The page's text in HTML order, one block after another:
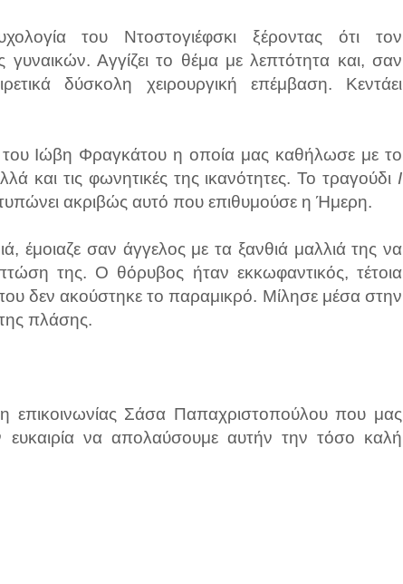
του Ντοστογιέφσκι ξέροντας ότι τον
Αγγίζει το θέμα με λεπτότητα και, σαν
δύσκολη χειρουργική επέμβαση. Κεντάει
του Ιώβη Φραγκάτου η οποία μας καθήλωσε με το
και τις φωνητικές της ικανότητες. Το τραγούδι I
ακριβώς αυτό που επιθυμούσε η Ήμερη.
έμοιαζε σαν άγγελος με τα ξανθιά μαλλιά της να
της. Ο θόρυβος ήταν εκκωφαντικός, τέτοια
δεν ακούστηκε το παραμικρό. Μίλησε μέσα στην
πλάσης.
Σάσα Παπαχριστοπούλου που μας
ευκαιρία να απολαύσουμε αυτήν την τόσο καλή